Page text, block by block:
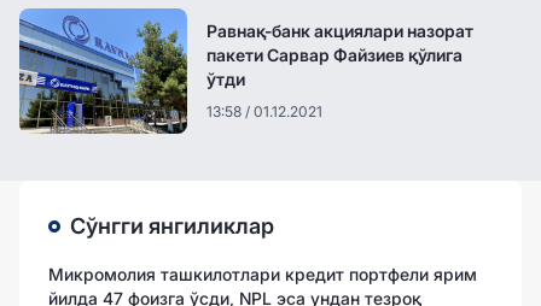
Равнақ-банк акциялари назорат
пакети Сарвар Файзиев қўлига
ўтди
13:58 / 01.12.2021
Сўнгги янгиликлар
Микромолия ташкилотлари кредит портфели ярим
йилда 47 фоизга ўсди, NPL эса ундан тезроқ